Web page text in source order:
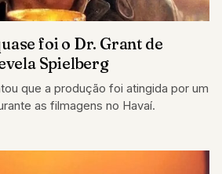
foi o Dr. Grant de
Spielberg
que a produção foi atingida por um
as filmagens no Havaí.